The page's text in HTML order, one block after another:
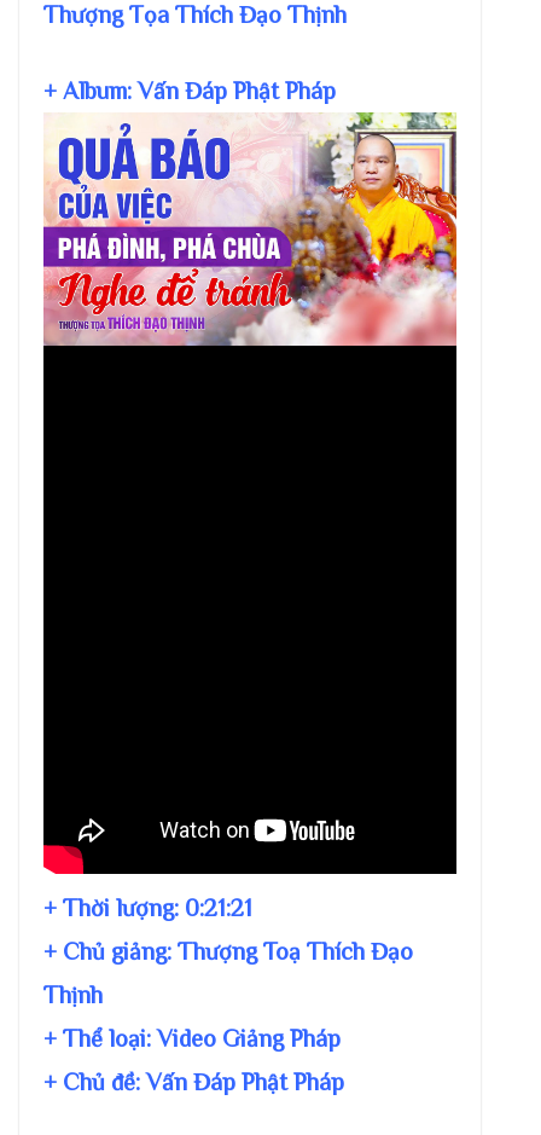
Thượng Tọa Thích Đạo Thịnh
+ Album: Vấn Đáp Phật Pháp
+ Thời lượng: 0:21:21
+ Chủ giảng: Thượng Toạ Thích Đạo
Thịnh
+ Thể loại: Video Giảng Pháp
+ Chủ đề:Vấn Đáp Phật Pháp